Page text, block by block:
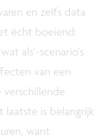
en zelfs data
écht boeiend:
als’-scenario's
van een
verschillende
laatste is belangrijk
want